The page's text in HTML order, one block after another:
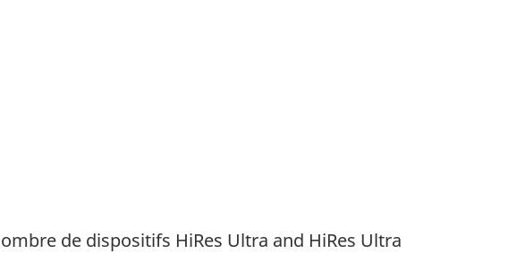
de dispositifs HiRes Ultra and HiRes Ultra